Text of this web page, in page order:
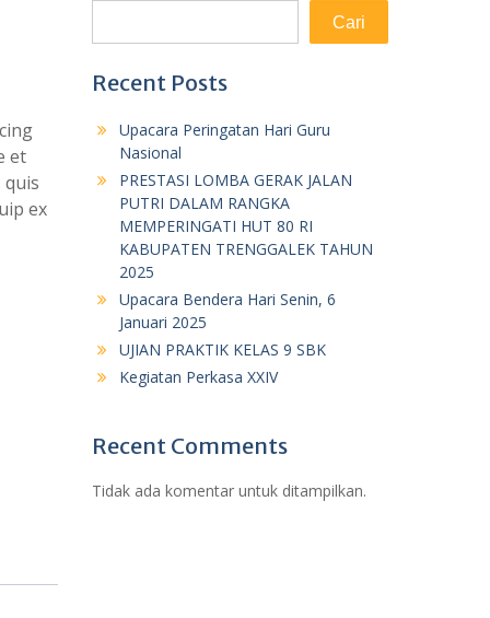
et
quis
ex
Cari
Recent Posts
Upacara Peringatan Hari Guru
Nasional
PRESTASI LOMBA GERAK JALAN
PUTRI DALAM RANGKA
MEMPERINGATI HUT 80 RI
KABUPATEN TRENGGALEK TAHUN
2025
Upacara Bendera Hari Senin, 6
Januari 2025
UJIAN PRAKTIK KELAS 9 SBK
Kegiatan Perkasa XXIV
Recent Comments
Tidak ada komentar untuk ditampilkan.